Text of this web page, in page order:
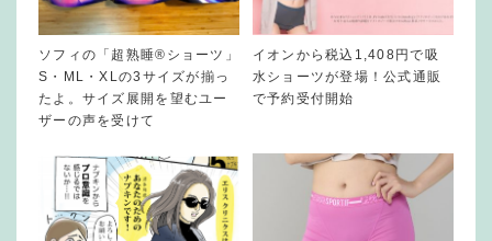
ソフィの「超熟睡®ショーツ」
S・ML・XLの3サイズが揃っ
たよ。サイズ展開を望むユー
ザーの声を受けて
イオンから税込1,408円で吸
水ショーツが登場！公式通販
で予約受付開始